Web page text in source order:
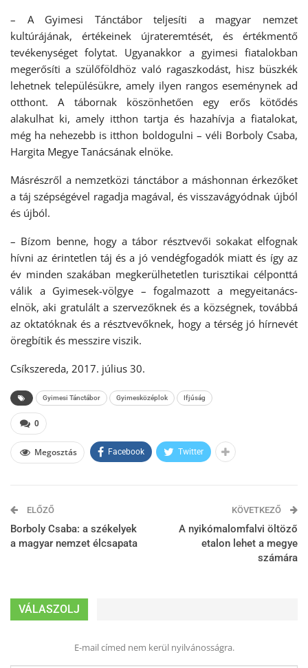
– A Gyimesi Tánctábor teljesíti a magyar nemzet
kultúrájának, értékeinek újrateremtését, és értékmentő
tevékenységet folytat. Ugyanakkor a gyimesi fiatalokban
megerősíti a szülőföldhöz való ragaszkodást, hisz büszkék
lehetnek településükre, amely ilyen rangos eseménynek ad
otthont. A tábornak köszönhetően egy erős kötődés
alakulhat ki, amely itthon tartja és hazahívja a fiatalokat,
még ha nehezebb is itthon boldogulni – véli Borboly Csaba,
Hargita Megye Tanácsának elnöke.
Másrészről a nemzetközi tánctábor a máshonnan érkezőket
a táj szépségével ragadja magával, és visszavágyódnak újból
és újból.
– Bízom benne, hogy a tábor résztvevői sokakat elfognak
hívni az érintetlen táj és a jó vendégfogadók miatt és így az
év minden szakában megkerülhetetlen turisztikai célponttá
válik a Gyimesek-völgye – fogalmazott a megyeitanács-
elnök, aki gratulált a szervezőknek és a községnek, továbbá
az oktatóknak és a résztvevőknek, hogy a térség jó hírnevét
öregbítik és messzire viszik.
Csíkszereda, 2017. július 30.
Gyimesi Tánctábor Gyimesközéplok Ifjúság
0
Megosztás Facebook Twitter
ELŐZŐ
Borboly Csaba: a székelyek
a magyar nemzet élcsapata
KÖVETKEZŐ
A nyikómalomfalvi öltöző
etalon lehet a megye
számára
VÁLASZOLJ
E-mail címed nem kerül nyilvánosságra.